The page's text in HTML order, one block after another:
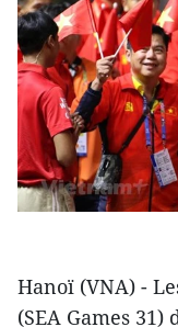
Hanoï (VNA) -
(SEA Games